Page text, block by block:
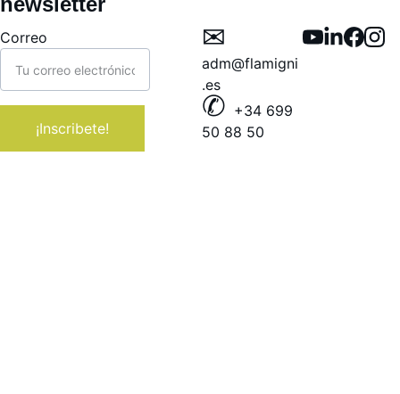
Correo
¡Inscribete!
✉︎
adm@flamigni
.es
✆ +34 699
50 88 50